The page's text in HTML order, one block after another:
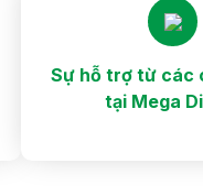
Sự hỗ trợ từ các
tại Mega